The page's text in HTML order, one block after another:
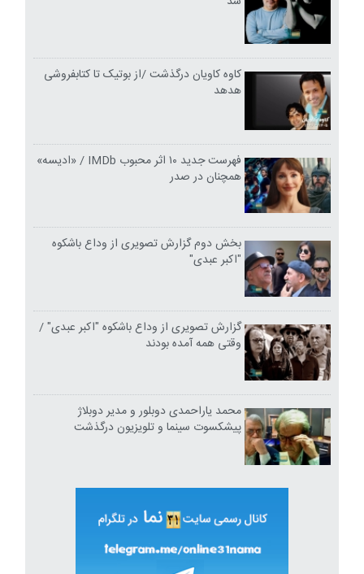
کاوه کاویان درگذشت /از بوتیک تا کتابفروشی
هدهد
فهرست جدید ۱۰ اثر محبوب IMDb / «ادیسه»
همچنان در صدر
بخش دوم گزارش تصویری از وداع باشکوه
"اکبر عبدی"
گزارش تصویری از وداع باشکوه "اکبر عبدی" /
وقتی همه آمده بودند
محمد یاراحمدی دوبلور و مدیر دوبلاژ
پیشکسوت سینما و تلویزیون درگذشت